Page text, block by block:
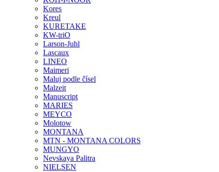
Kores
Kreul
KURETAKE
KW-triO
Larson-Juhl
Lascaux
LINEO
Maimeri
Maluj podle čísel
Malzeit
Manuscript
MARIES
MEYCO
Molotow
MONTANA
MTN - MONTANA COLORS
MUNGYO
Nevskaya Palitra
NIELSEN